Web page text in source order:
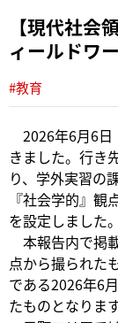
【現代社会
ィールドワ
#教育
2026年6月6日
きました。行き
り、学外実習の
『社会学的』
を設定しました。
本報告内で掲
点から撮られた
である2026年6
たものとなりま